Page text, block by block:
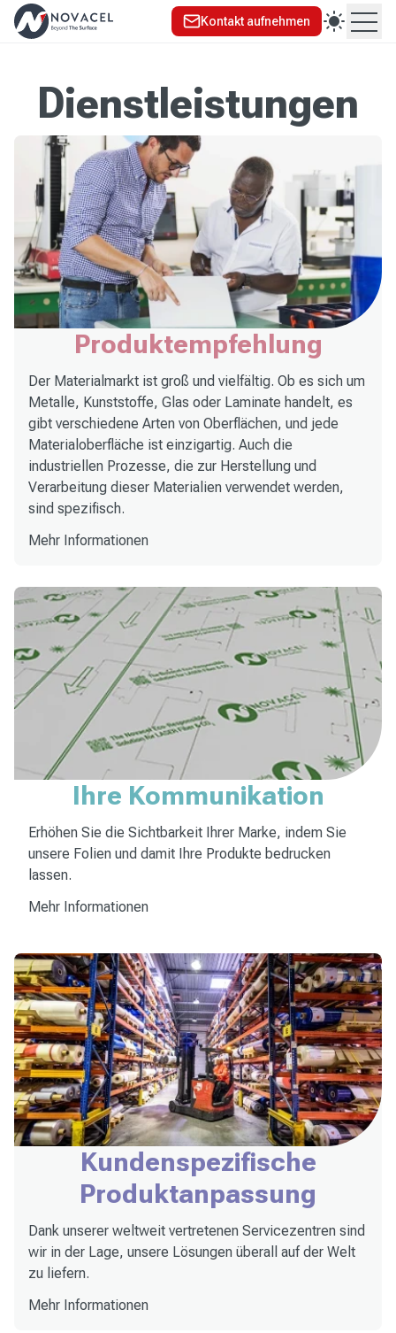
Kontakt aufnehmen
Dienstleistungen
Produktempfehlung
Der Materialmarkt ist groß und vielfältig. Ob es sich um
Metalle, Kunststoffe, Glas oder Laminate handelt, es
gibt verschiedene Arten von Oberflächen, und jede
Materialoberfläche ist einzigartig. Auch die
industriellen Prozesse, die zur Herstellung und
Verarbeitung dieser Materialien verwendet werden,
sind spezifisch.
Mehr Informationen
Ihre Kommunikation
Erhöhen Sie die Sichtbarkeit Ihrer Marke, indem Sie
unsere Folien und damit Ihre Produkte bedrucken
lassen.
Mehr Informationen
Kundenspezifische
Produktanpassung
Dank unserer weltweit vertretenen Servicezentren sind
wir in der Lage, unsere Lösungen überall auf der Welt
zu liefern.
Mehr Informationen